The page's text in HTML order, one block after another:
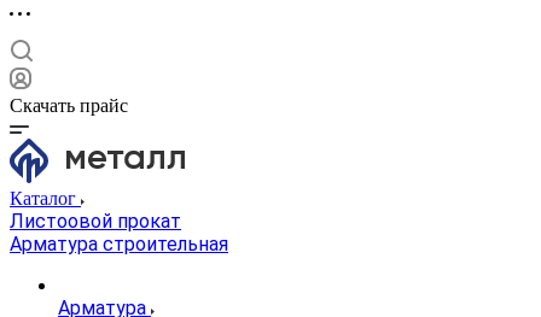
Скачать прайс
Каталог
Листоовой прокат
Арматура строительная
Арматура